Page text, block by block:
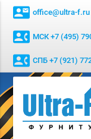
contact_mail office@ultra-f.ru
contact_phone МСК +7 (495)
contact_phone СПБ +7 (921)